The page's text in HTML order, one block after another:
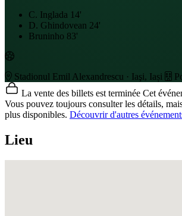
C. Inglada 14'
D. Ghindovean 24'
Bruninho 83'
Stadionul Emil Alexandrescu · Iaşi, Iași
La vente des billets est terminée Cet
Vous pouvez toujours consulter les détails,
plus disponibles. Découvrir d'autres
Lieu